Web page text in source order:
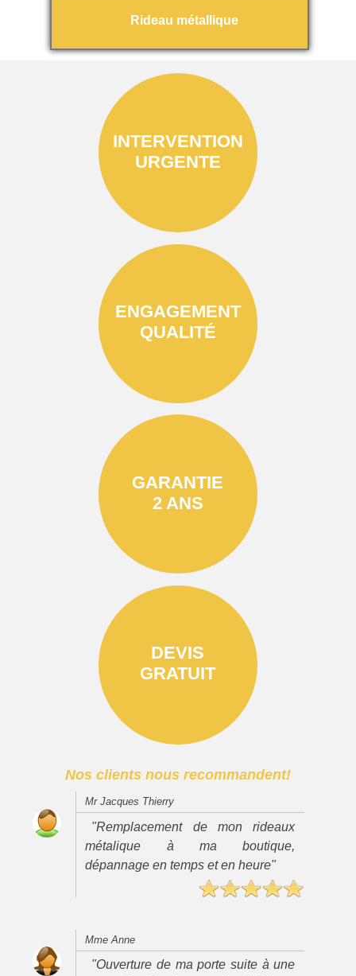
Rideau métallique
INTERVENTION
URGENTE
ENGAGEMENT
QUALITÉ
GARANTIE
2 ANS
DEVIS
GRATUIT
Nos clients nous recommandent!
Mr Jacques Thierry
"Remplacement de mon rideaux
métalique à ma boutique,
dépannage en temps et en heure"
Mme Anne
"Ouverture de ma porte suite à une